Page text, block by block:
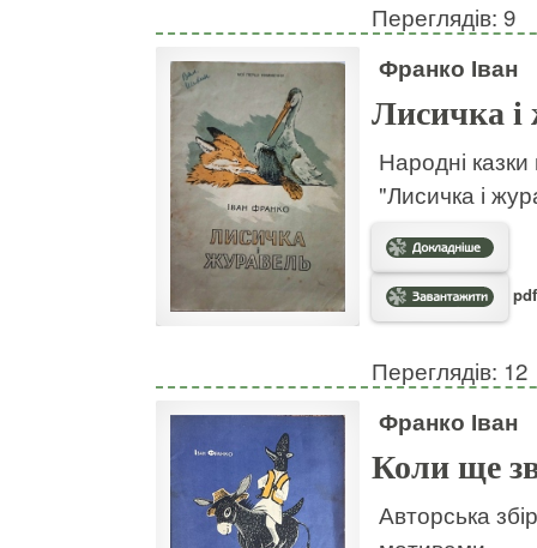
Переглядів: 9
Франко Іван
Лисичка і
Народні
"Лисичка і
Переглядів: 12
Франко Іван
Коли ще
Авторська